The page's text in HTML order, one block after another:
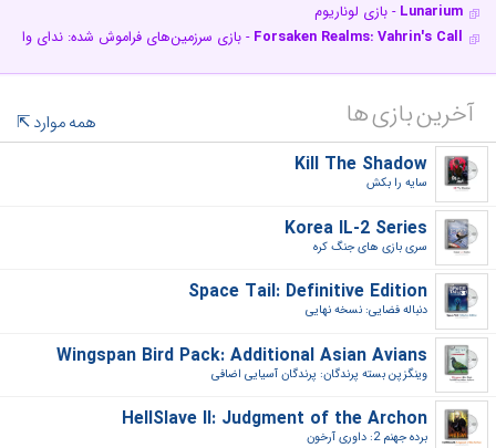
Lunarium - بازی لوناریوم
Forsaken Realms: Vahrin's Call - بازی سرزمین‌های فراموش شده: ندای
آخرین بازی ها
همه موارد
Kill The Shadow
سایه را بکش‎
Korea IL-2 Series
سری بازی های جنگ کره‎
Space Tail: Definitive Edition
دنباله فضایی: نسخه نهایی‎
Wingspan Bird Pack: Additional Asian Avians
وینگزپن بسته پرندگان: پرندگان آسیایی اضافی‎
HellSlave II: Judgment of the Archon
برده جهنم 2: داوری آرخون‎